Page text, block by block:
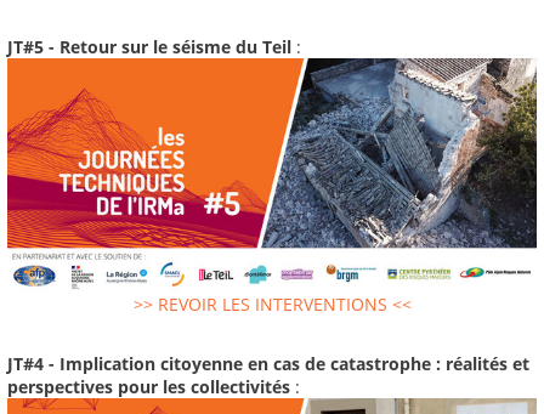
JT#5 - Retour sur le séisme du Teil :
>> REVOIR LES INTERVENTIONS <<
JT#4 - Implication citoyenne en cas de catastrophe : réalités et
perspectives pour les collectivités :